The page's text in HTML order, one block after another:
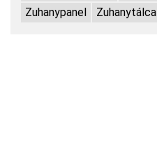
Zuhanypanel
Zuhanytálca